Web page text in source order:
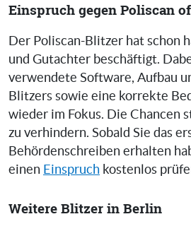
Einspruch gegen Poliscan
Der Poliscan-Blitzer hat schon
und Gutachter beschäftigt.
verwendete Software, Aufbau
Blitzers sowie eine korrekte
wieder im Fokus. Die Chancen
zu verhindern. Sobald Sie das
Behördenschreiben erhalten
einen Einspruch kostenlos
Weitere Blitzer in Berlin